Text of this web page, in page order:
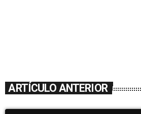
ARTÍCULO ANTERIOR